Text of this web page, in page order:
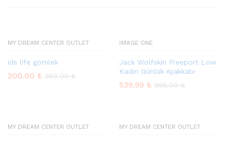
MY DREAM CENTER OUTLET
ids life gömlek
200.00 ₺ 350.00₺
İMAGE ONE
Jack Wolfskin Freeport Low
Kadın Günlük Ayakkabı
539.99 ₺ 955.00₺
MY DREAM CENTER OUTLET MY DREAM CENTER OUTLET